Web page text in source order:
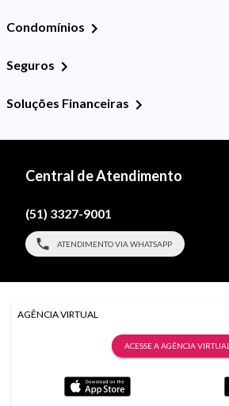
Condomínios
Seguros
Soluções Financeiras
Central de Atendimento
(51) 3327-9001
ATENDIMENTO VIA WHATSAPP
AGÊNCIA VIRTUAL
ACESSE A AGÊNCIA VIRTUAL